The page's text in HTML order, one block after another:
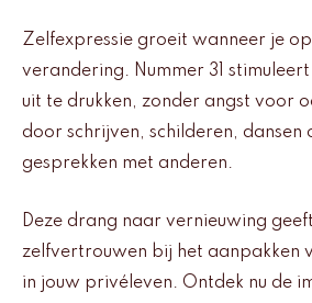
Zelfexpressie groeit wanneer je
verandering. Nummer 31
uit te drukken, zonder angst voor
door schrijven, schilderen, dansen
gesprekken met anderen.
Deze drang naar vernieuwing
zelfvertrouwen bij het aanpakken
in jouw privéleven. Ontdek nu de